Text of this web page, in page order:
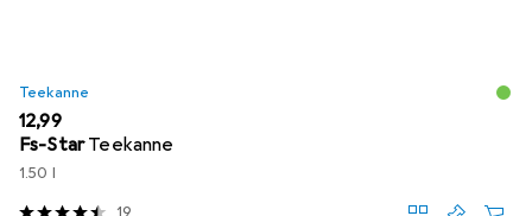
Teekanne
EUR
12,99
Fs-StarTeekanne
1.50 l